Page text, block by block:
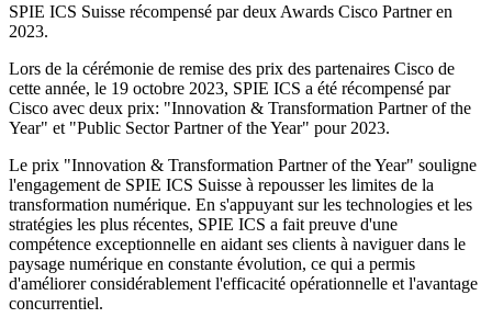
SPIE ICS Suisse récompensé par deux Awards Cisco Partner en
2023.
Lors de la cérémonie de remise des prix des partenaires Cisco de
cette année, le 19 octobre 2023, SPIE ICS a été récompensé par
Cisco avec deux prix: "Innovation & Transformation Partner of the
Year" et "Public Sector Partner of the Year" pour 2023.
Le prix "Innovation & Transformation Partner of the Year" souligne
l'engagement de SPIE ICS Suisse à repousser les limites de la
transformation numérique. En s'appuyant sur les technologies et les
stratégies les plus récentes, SPIE ICS a fait preuve d'une
compétence exceptionnelle en aidant ses clients à naviguer dans le
paysage numérique en constante évolution, ce qui a permis
d'améliorer considérablement l'efficacité opérationnelle et l'avantage
concurrentiel.